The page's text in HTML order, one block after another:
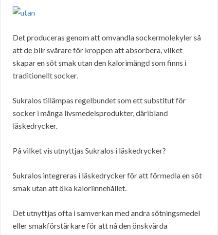
Det produceras genom att omvandla sockermolekyler så
att de blir svårare för kroppen att absorbera, vilket
skapar en söt smak utan den kalorimängd som finns i
traditionellt socker.
Sukralos tillämpas regelbundet som ett substitut för
socker i många livsmedelsprodukter, däribland
läskedrycker.
På vilket vis utnyttjas Sukralos i läskedrycker?
Sukralos integreras i läskedrycker för att förmedla en söt
smak utan att öka kaloriinnehållet.
Det utnyttjas ofta i samverkan med andra sötningsmedel
eller smakförstärkare för att nå den önskvärda